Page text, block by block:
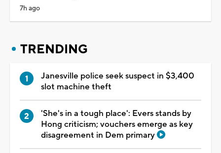
7h ago
TRENDING
Janesville police seek suspect in $3,400
slot machine theft
'She's in a tough place': Evers stands by
Hong criticism; vouchers emerge as key
disagreement in Dem primary